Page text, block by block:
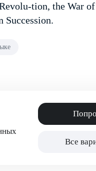
tion, the War of
Succession.
Все